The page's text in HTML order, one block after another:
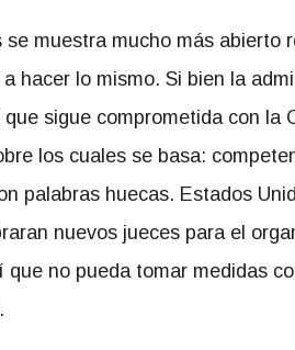
se muestra mucho más abierto
hacer lo mismo. Si bien la
que sigue comprometida con la
los cuales se basa:
palabras huecas. Estados
nuevos jueces para el
que no pueda tomar medidas